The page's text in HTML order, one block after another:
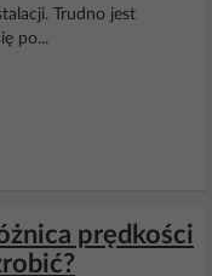
Trudno jest
po...
prędkości